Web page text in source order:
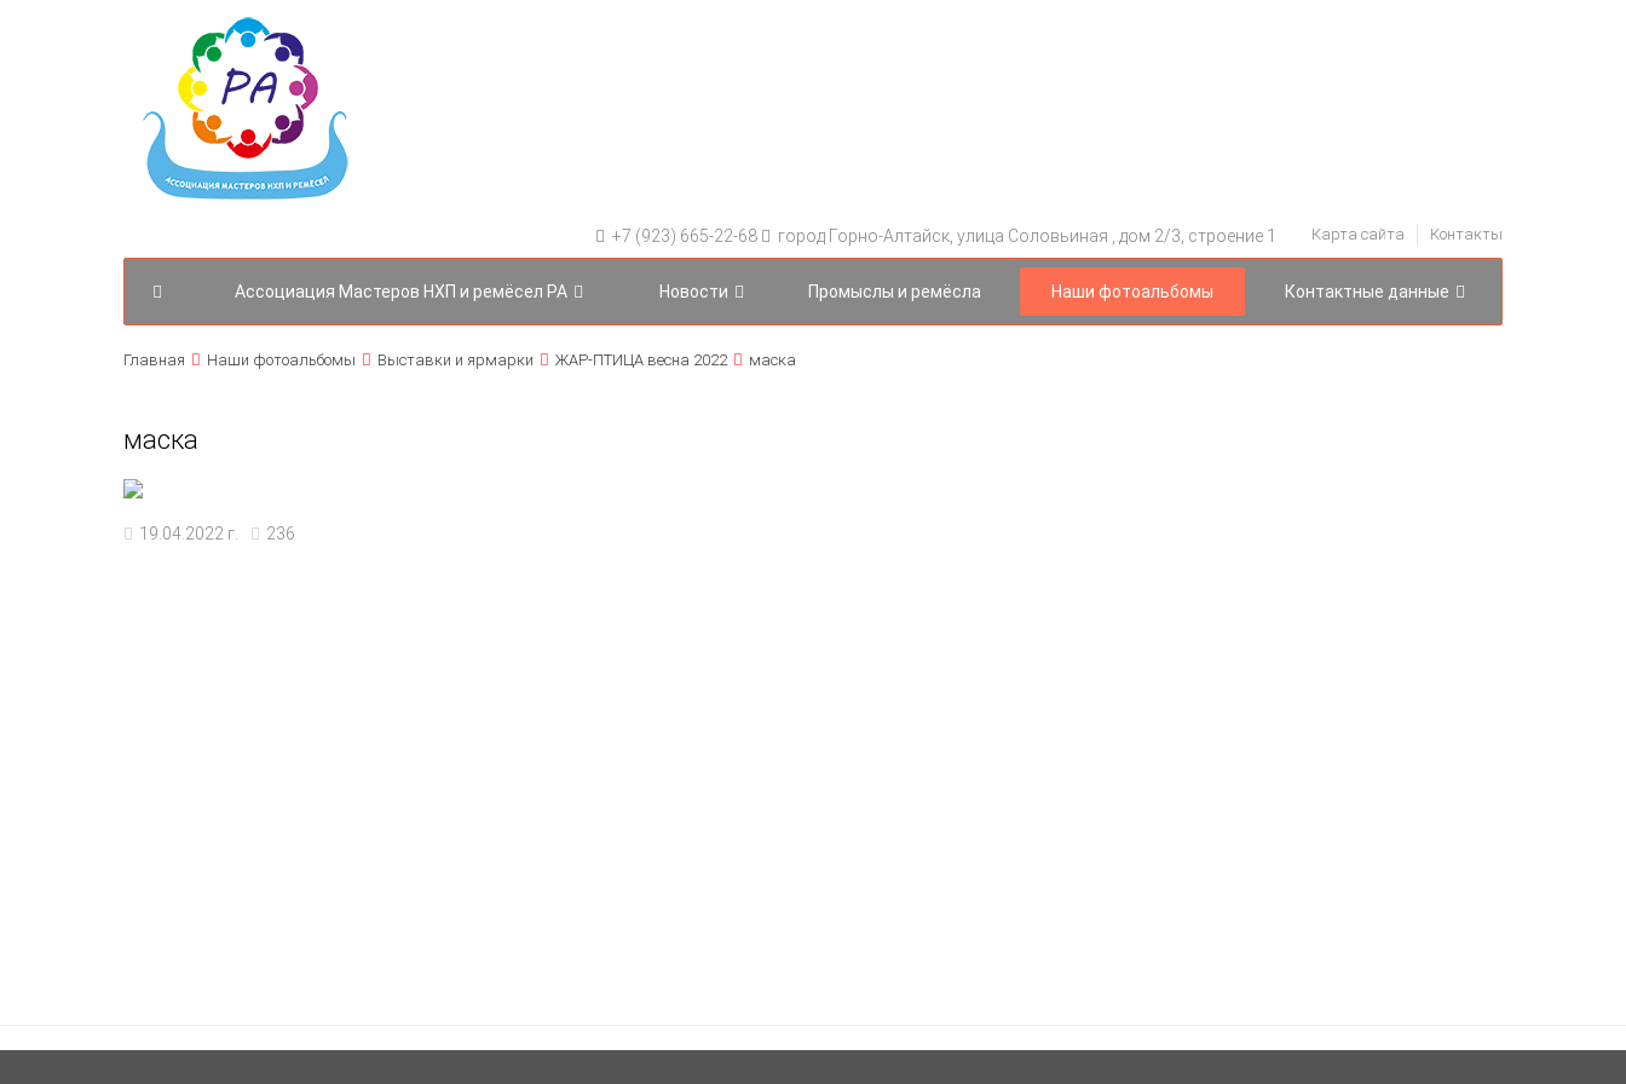
+7 (923) 665-22-68 город Горно-Алтайск, улица Соловьиная , дом 2/3, строение 1 Карта сайта Контакты
Ассоциация Мастеров НХП и ремёсел РА Новости Промыслы и ремёсла Наши фотоальбомы Контактные данные
Главная Наши фотоальбомы Выставки и ярмарки ЖАР-ПТИЦА весна 2022 маска
маска
19.04.2022 г. 236